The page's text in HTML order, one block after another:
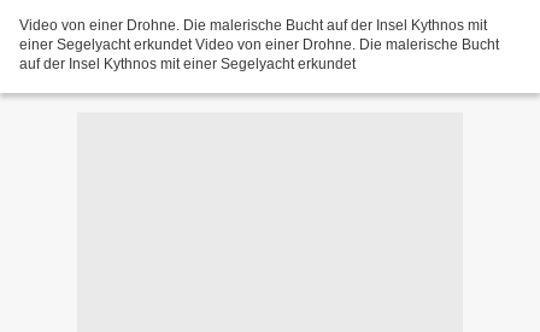
Video von einer Drohne. Die malerische Bucht auf der Insel Kythnos mit
einer Segelyacht erkundet Video von einer Drohne. Die malerische Bucht
auf der Insel Kythnos mit einer Segelyacht erkundet